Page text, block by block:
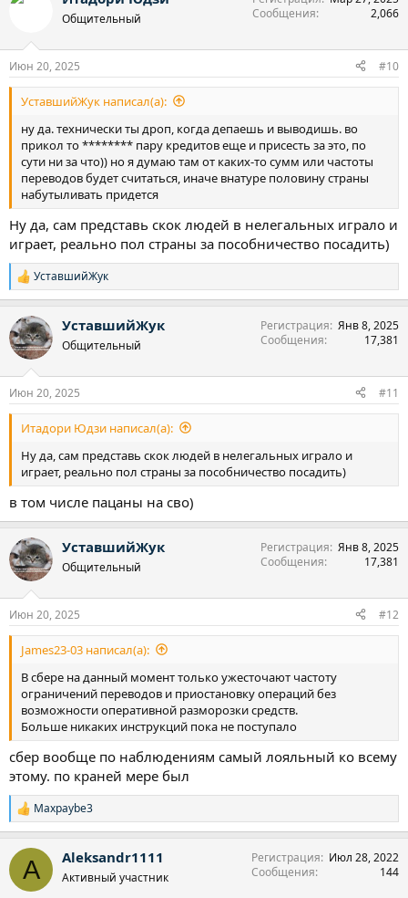
Общительный
Сообщения
2,066
Июн 20, 2025 #10
УставшийЖук написал(а):
ну да. технически ты дроп, когда депаешь и выводишь. во
прикол то ******** пару кредитов еще и присесть за это, по
сути ни за что)) но я думаю там от каких-то сумм или частоты
переводов будет считаться, иначе внатуре половину страны
набутыливать придется
Ну да, сам представь скок людей в нелегальных играло и
играет, реально пол страны за пособничество посадить)
Р
е
к
ц
и
УставшийЖук
УставшийЖук
Общительный
Регистрация Янв 8, 2025
Сообщения
17,381
Июн 20, 2025 #11
Итадори Юдзи написал(а):
Ну да, сам представь скок людей в нелегальных играло и
играет, реально пол страны за пособничество посадить)
в том числе пацаны на сво)
УставшийЖук
Общительный
Регистрация Янв 8, 2025
Сообщения
17,381
Июн 20, 2025 #12
James23-03 написал(а):
В сбере на данный момент только ужесточают частоту
ограничений переводов и приостановку операций без
возможности оперативной разморозки средств.
Больше никаких инструкций пока не поступало
сбер вообще по наблюдениям самый лояльный ко всему
этому. по краней мере был
Р
е
к
и
Maxpaybe3
A Aleksandr1111
Активный участник
Регистрация
Июл 28, 2022
Сообщения
144